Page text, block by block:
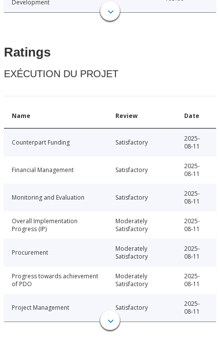
Development
Ratings
EXÉCUTION DU PROJET
Name Review Date
Counterpart Funding Satisfactory
2025-
08-11
Financial Management Satisfactory
2025-
08-11
Monitoring and Evaluation Satisfactory
2025-
08-11
Overall Implementation
Progress (IP)
Moderately
Satisfactory
2025-
08-11
Procurement
Moderately
Satisfactory
2025-
08-11
Progress towards achievement
of PDO
Moderately
Satisfactory
2025-
08-11
Project Management Satisfactory
2025-
08-11